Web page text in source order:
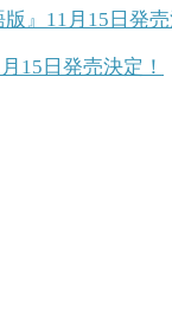
15日発売決定！